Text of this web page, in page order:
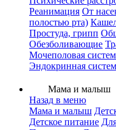
Реанимация От
полостью рта)
Простуда, грипп
Обезболивающие
Мочеполовая
Эндокринная
Мама и малыш
Назад в меню
Мама и малыш
Детское питание